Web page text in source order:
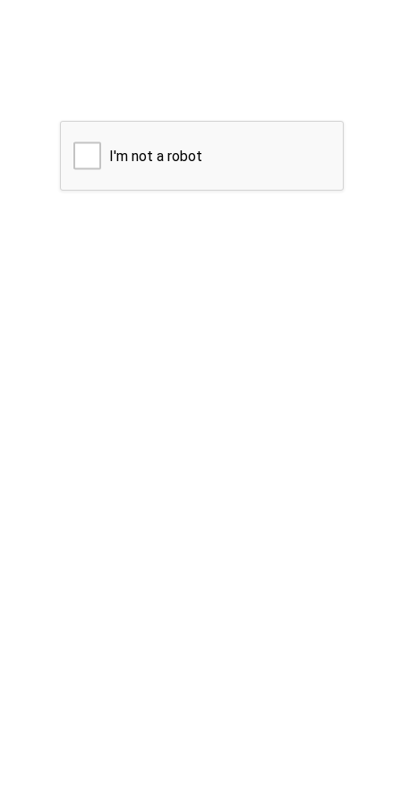
I'm not a robot